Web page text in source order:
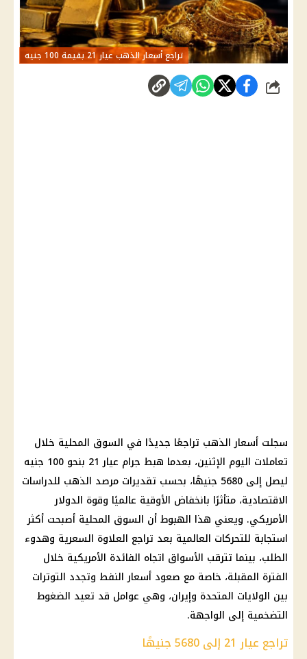
تراجع أسعار الذهب عيار 21 بقيمة 100 جنيه
شارك
سجلت أسعار الذهب تراجعًا جديدًا في السوق المحلية خلال
تعاملات اليوم الإثنين، بعدما هبط جرام عيار 21 بنحو 100 جنيه
ليصل إلى 5680 جنيهًا، بحسب تقديرات مرصد الذهب للدراسات
الاقتصادية، متأثرًا بانخفاض الأوقية عالميًا وقوة الدولار
الأمريكي. ويعني هذا الهبوط أن السوق المحلية أصبحت أكثر
استجابة للتحركات العالمية بعد تراجع العلاوة السعرية وهدوء
الطلب، بينما تترقب الأسواق اتجاه الفائدة الأمريكية خلال
الفترة المقبلة، خاصة مع صعود أسعار النفط وتجدد التوترات
بين الولايات المتحدة وإيران، وهي عوامل قد تعيد الضغوط
التضخمية إلى الواجهة.
تراجع عيار 21 إلى 5680 جنيهًا